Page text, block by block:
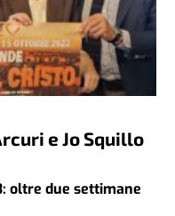
e Jo Squillo
oltre due settimane